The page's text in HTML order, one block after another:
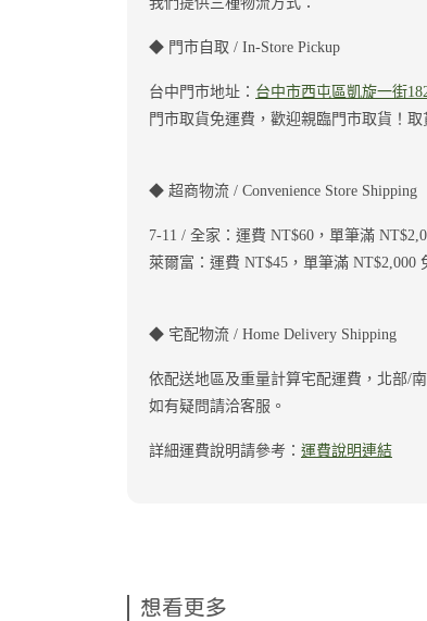
◆ 門市自取 / In-Store Pickup
台中門市地址： 台中市西屯區凱旋一街
門市取貨免運費，歡迎親臨門市取貨！取
◆ 超商物流 / Convenience Store Shipping
7-11 / 全家：運費 NT$60，單筆滿
萊爾富：運費 NT$45，單筆滿 NT$2,000
◆ 宅配物流 / Home Delivery Shipping
依配送地區及重量計算宅配運費，北部/
如有疑問請洽客服。
詳細運費說明請參考： 運費說明連結
想看更多